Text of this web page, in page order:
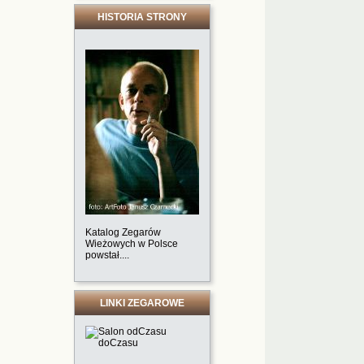
HISTORIA STRONY
Katalog Zegarów
Wieżowych w Polsce
powstał....
LINKI ZEGAROWE